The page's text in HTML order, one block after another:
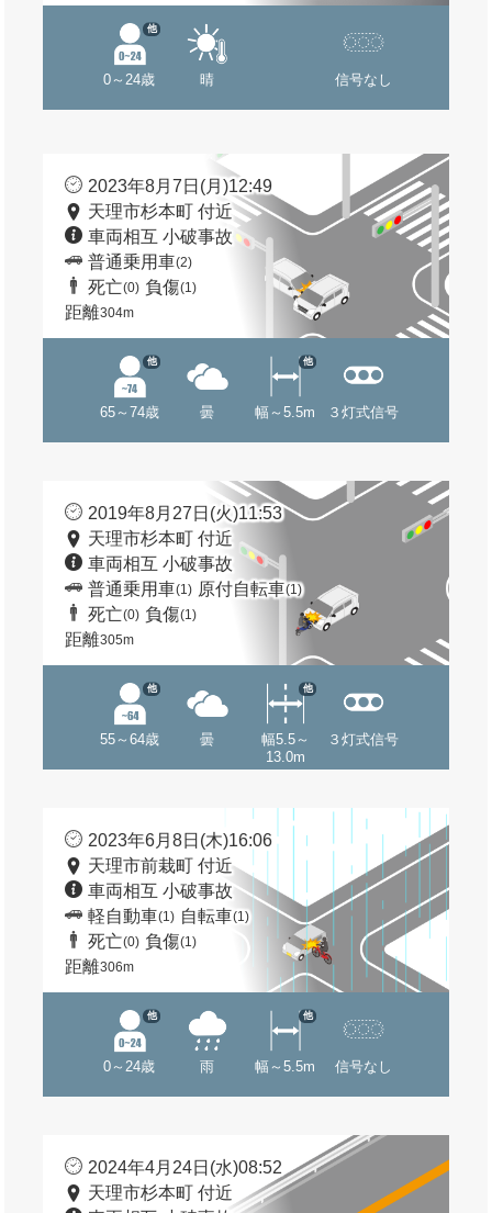
0～24歳
他
晴 信号なし
2023年8月7日(月)12:49
天理市杉本町 付近
車両相互 小破事故
普通乗用車(2)
死亡(0) 負傷(1)
距離304m
65～74歳
他
曇 幅～5.5m
他
３灯式信号
2019年8月27日(火)11:53
天理市杉本町 付近
車両相互 小破事故
普通乗用車(1) 原付自転車(1)
死亡(0) 負傷(1)
距離305m
55～64歳
他
曇
幅5.5～
13.0m
他
３灯式信号
2023年6月8日(木)16:06
天理市前栽町 付近
車両相互 小破事故
軽自動車(1) 自転車(1)
死亡(0) 負傷(1)
距離306m
0～24歳
他
雨 幅～5.5m
他
信号なし
2024年4月24日(水)08:52
天理市杉本町 付近